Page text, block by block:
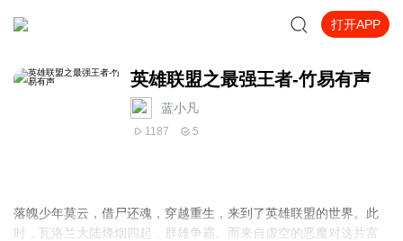
打开APP
英雄联盟之最强王者-竹易有声
蓝小凡
1187 5
落魄少年莫云，借尸还魂，穿越重生，来到了英雄联盟的世界。此
时，瓦洛兰大陆烽烟四起，群雄争霸。而来自虚空的恶魔对这片富